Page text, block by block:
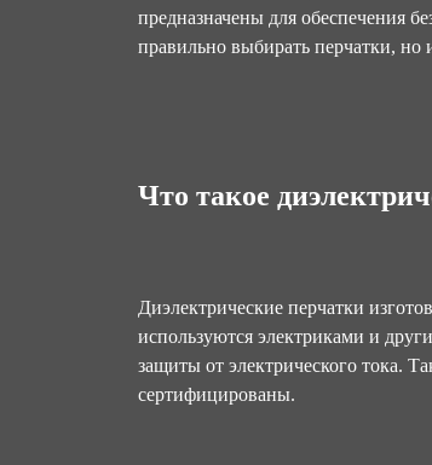
предназначены для обеспечения
правильно выбирать перчатки, но
Что такое
Диэлектрические перчатки
используются электриками и
защиты от электрического тока.
сертифицированы.